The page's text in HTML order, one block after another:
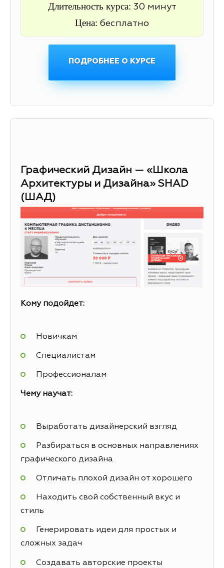
Длительность курса: 30 минут
Цена: бесплатно
ПОДРОБНЕЕ О КУРСЕ
Графический Дизайн — «Школа
Архитектуры и Дизайна» SHAD
(ШАД)
Кому подойдет:
Новичкам
Специалистам
Профессионалам
Чему научат:
Выработать дизайнерский взгляд
Разбираться в основных направлениях
графического дизайна
Отличать плохой дизайн от хорошего
Находить свой собственный вкус и
стиль
Генерировать идеи для простых и
сложных задач
Создавать авторские проекты